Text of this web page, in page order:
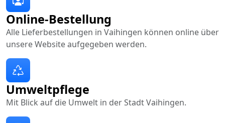
Online-Bestellung
Alle Lieferbestellungen in Vaihingen können online über
unsere Website aufgegeben werden.
Umweltpflege
Mit Blick auf die Umwelt in der Stadt Vaihingen.